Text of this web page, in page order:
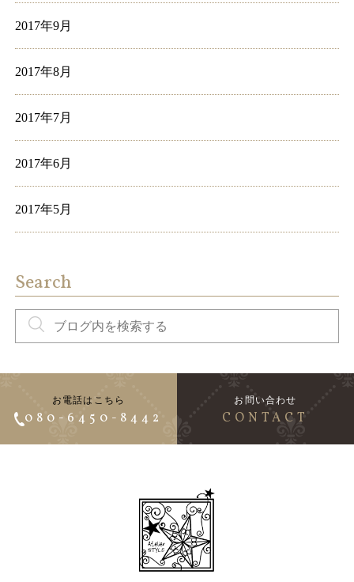
2017年9月
2017年8月
2017年7月
2017年6月
2017年5月
Search
お電話はこちら
080-6450-8442
お問い合わせ
CONTACT